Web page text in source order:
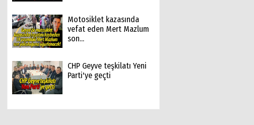
Motosiklet kazasında
vefat eden Mert Mazlum
son...
CHP Geyve teşkilatı Yeni
Parti'ye geçti